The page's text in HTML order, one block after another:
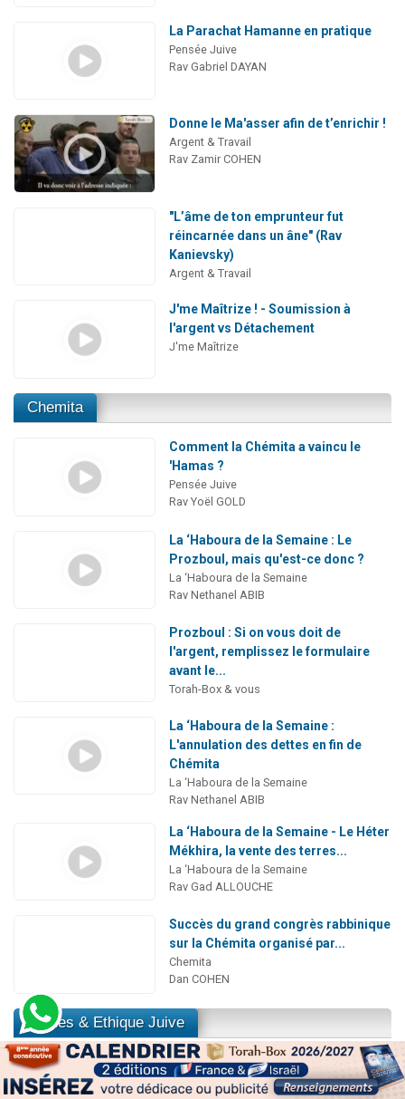
La Parachat Hamanne en pratique
Pensée Juive
Rav Gabriel DAYAN
Donne le Ma'asser afin de t’enrichir !
Argent & Travail
Rav Zamir COHEN
"L’âme de ton emprunteur fut
réincarnée dans un âne" (Rav
Kanievsky)
Argent & Travail
J'me Maîtrize ! - Soumission à
l'argent vs Détachement
J'me Maîtrize
Chemita
Comment la Chémita a vaincu le
'Hamas ?
Pensée Juive
Rav Yoël GOLD
La ‘Haboura de la Semaine : Le
Prozboul, mais qu'est-ce donc ?
La ‘Haboura de la Semaine
Rav Nethanel ABIB
Prozboul : Si on vous doit de
l'argent, remplissez le formulaire
avant le...
Torah-Box & vous
La ‘Haboura de la Semaine :
L'annulation des dettes en fin de
Chémita
La ‘Haboura de la Semaine
Rav Nethanel ABIB
La ‘Haboura de la Semaine - Le Héter
Mékhira, la vente des terres...
La ‘Haboura de la Semaine
Rav Gad ALLOUCHE
Succès du grand congrès rabbinique
sur la Chémita organisé par...
Chemita
Dan COHEN
Etudes & Ethique Juive
Vive le vin
Pensée Juive